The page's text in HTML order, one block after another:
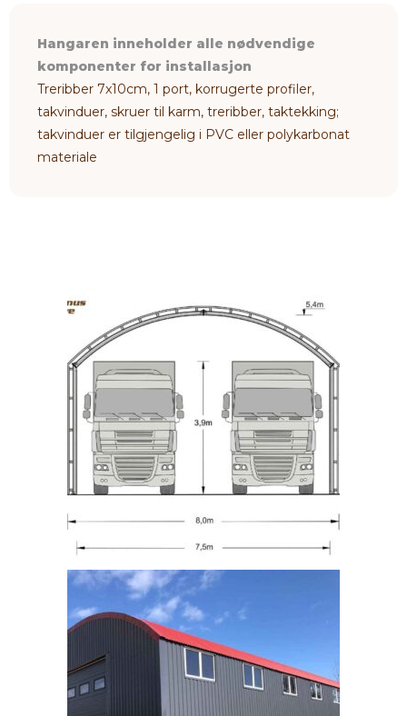
Hangaren inneholder alle nødvendige
komponenter for installasjon
Treribber 7x10cm, 1 port, korrugerte profiler,
takvinduer, skruer til karm, treribber, taktekking;
takvinduer er tilgjengelig i PVC eller polykarbonat
materiale